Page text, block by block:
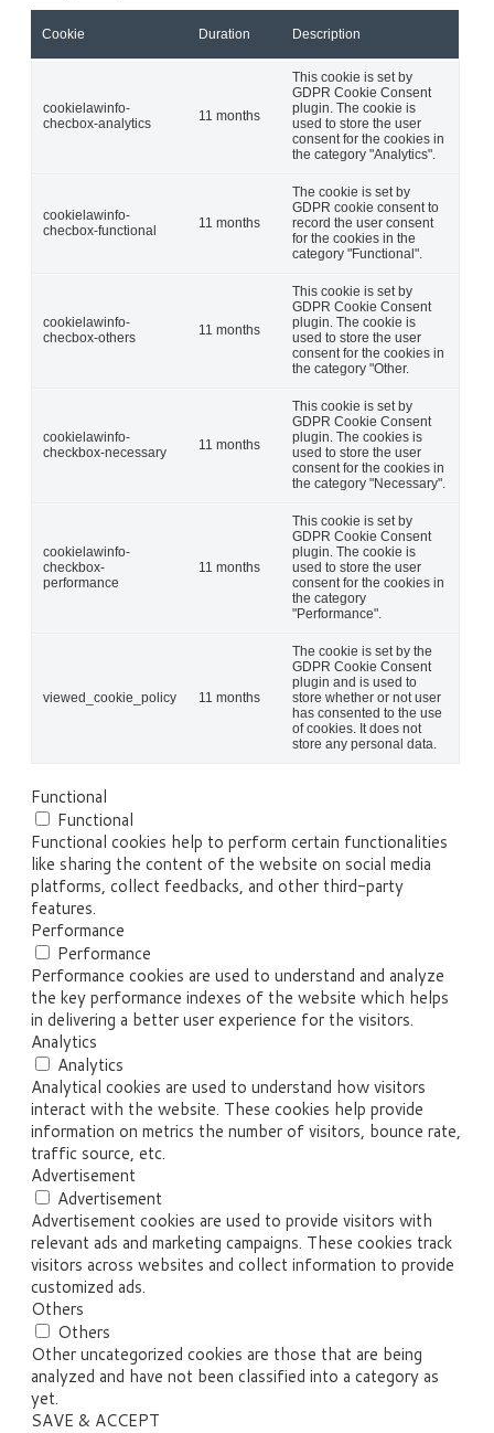
Cookie Duration Description
cookielawinfo-
checbox-analytics
11 months
This cookie is set by
GDPR Cookie Consent
plugin. The cookie is
used to store the user
consent for the cookies in
the category "Analytics".
cookielawinfo-
checbox-functional
11 months
The cookie is set by
GDPR cookie consent to
record the user consent
for the cookies in the
category "Functional".
cookielawinfo-
checbox-others
11 months
This cookie is set by
GDPR Cookie Consent
plugin. The cookie is
used to store the user
consent for the cookies in
the category "Other.
cookielawinfo-
checkbox-necessary
11 months
This cookie is set by
GDPR Cookie Consent
plugin. The cookies is
used to store the user
consent for the cookies in
the category "Necessary".
cookielawinfo-
checkbox-
performance
11 months
This cookie is set by
GDPR Cookie Consent
plugin. The cookie is
used to store the user
consent for the cookies in
the category
"Performance".
viewed_cookie_policy 11 months
The cookie is set by the
GDPR Cookie Consent
plugin and is used to
store whether or not user
has consented to the use
of cookies. It does not
store any personal data.
Functional
Functional
Functional cookies help to perform certain functionalities
like sharing the content of the website on social media
platforms, collect feedbacks, and other third-party
features.
Performance
Performance
Performance cookies are used to understand and analyze
the key performance indexes of the website which helps
in delivering a better user experience for the visitors.
Analytics
Analytics
Analytical cookies are used to understand how visitors
interact with the website. These cookies help provide
information on metrics the number of visitors, bounce rate,
traffic source, etc.
Advertisement
Advertisement
Advertisement cookies are used to provide visitors with
relevant ads and marketing campaigns. These cookies track
visitors across websites and collect information to provide
customized ads.
Others
Others
Other uncategorized cookies are those that are being
analyzed and have not been classified into a category as
yet.
SAVE & ACCEPT